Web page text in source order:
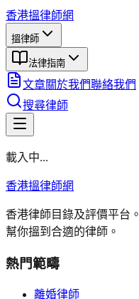
香港搵律師網
搵律師
法律指南
文章關於我們聯絡我們
搜尋律師
載入中...
香港搵律師網
香港律師目錄及評價平台。
幫你搵到合適的律師。
熱門範疇
離婚律師